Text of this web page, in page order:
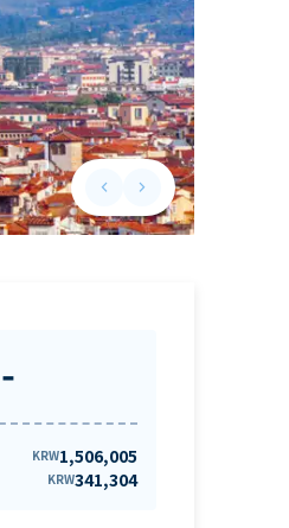
keyboard_arrow_leftPrevious slide
keyboard_arrow_rightNext slide
-
KRW1,506,005
KRW341,304